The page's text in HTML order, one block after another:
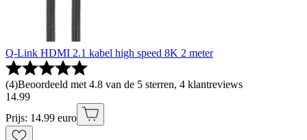
Q-Link HDMI 2.1 kabel high speed 8K 2 meter
(4)Beoordeeld met 4.8 van de 5 sterren, 4 klantreviews
14.99
Prijs: 14.99 euro